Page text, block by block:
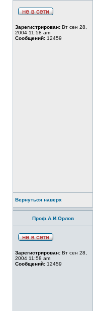
Зарегистрирован: Вт сен 28,
2004 11:58 am
Сообщений: 12459
Вернуться наверх
Проф.А.И.Орлов
Зарегистрирован: Вт сен 28,
2004 11:58 am
Сообщений: 12459